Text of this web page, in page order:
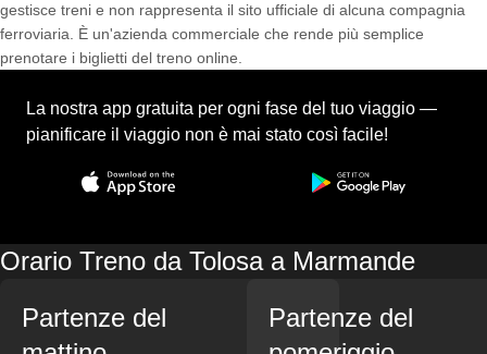
gestisce treni e non rappresenta il sito ufficiale di alcuna compagnia
ferroviaria. È un'azienda commerciale che rende più semplice
prenotare i biglietti del treno online.
La nostra app gratuita per ogni fase del tuo viaggio —
pianificare il viaggio non è mai stato così facile!
Orario Treno da Tolosa a Marmande
Partenze del
Partenze del